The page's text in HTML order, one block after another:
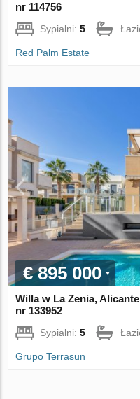
nr 114756
Sypialni:5
Red Palm Estate
€ 895 000
Willa w La Zenia,
nr 133952
Sypialni:5
Grupo Terrasun